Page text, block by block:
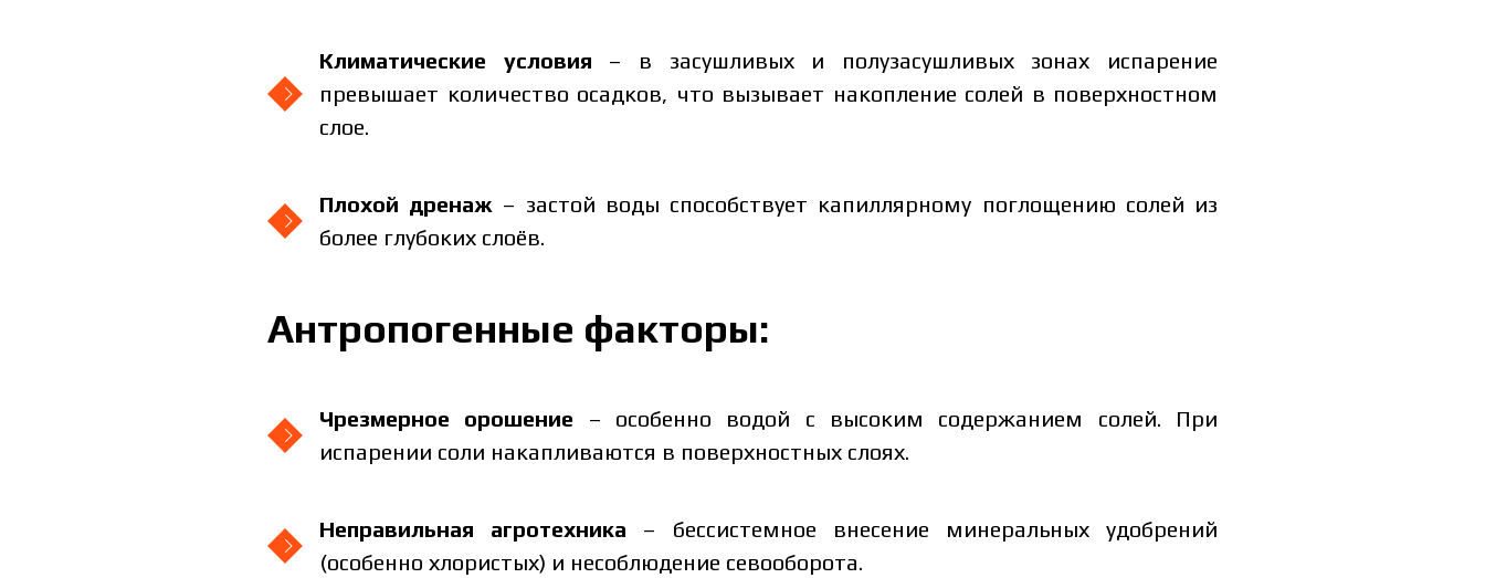
Климатические условия – в засушливых и полузасушливых зонах испарение
превышает количество осадков, что вызывает накопление солей в поверхностном
слое.
Плохой дренаж – застой воды способствует капиллярному поглощению солей из
более глубоких слоёв.
Антропогенные факторы:
Чрезмерное орошение – особенно водой с высоким содержанием солей. При
испарении соли накапливаются в поверхностных слоях.
Неправильная агротехника – бессистемное внесение минеральных удобрений
(особенно хлористых) и несоблюдение севооборота.
Цена зависит от объёма и региона доставки. Для расчёта индивидуальной цены
Я ознакомился и принимаю политику защиты персональных данных.